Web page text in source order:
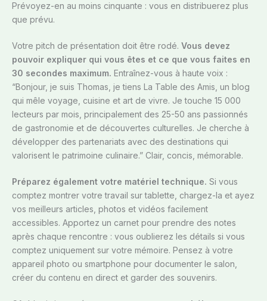
Prévoyez-en au moins cinquante : vous en distribuerez plus
que prévu.
Votre pitch de présentation doit être rodé. Vous devez
pouvoir expliquer qui vous êtes et ce que vous faites en
30 secondes maximum. Entraînez-vous à haute voix :
“Bonjour, je suis Thomas, je tiens La Table des Amis, un blog
qui mêle voyage, cuisine et art de vivre. Je touche 15 000
lecteurs par mois, principalement des 25-50 ans passionnés
de gastronomie et de découvertes culturelles. Je cherche à
développer des partenariats avec des destinations qui
valorisent le patrimoine culinaire.” Clair, concis, mémorable.
Préparez également votre matériel technique. Si vous
comptez montrer votre travail sur tablette, chargez-la et ayez
vos meilleurs articles, photos et vidéos facilement
accessibles. Apportez un carnet pour prendre des notes
après chaque rencontre : vous oublierez les détails si vous
comptez uniquement sur votre mémoire. Pensez à votre
appareil photo ou smartphone pour documenter le salon,
créer du contenu en direct et garder des souvenirs.